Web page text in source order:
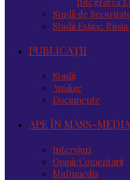
Studii de
Studii Estice:
PUBLICAȚII
Studii
Analize
Documente
APE ÎN MASS-MEDIA
Interviuri
Opinii/Comentarii
Multimedia